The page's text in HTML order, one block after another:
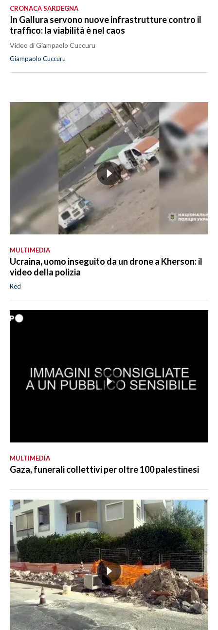
CRONACA SARDEGNA
In Gallura servono nuove infrastrutture contro il
traffico: la viabilità è nel caos
Video di Giampaolo Cuccuru
Giampaolo Cuccuru
MULTIMEDIA
Ucraina, uomo inseguito da un drone a Kherson: il
video della polizia
Red
MULTIMEDIA
Gaza, funerali collettivi per oltre 100 palestinesi